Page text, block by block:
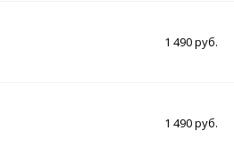
1 490 руб.
1 490 руб.